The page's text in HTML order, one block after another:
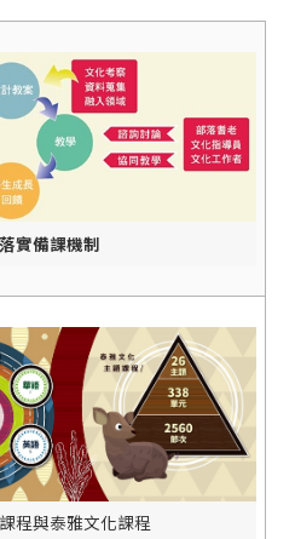
實備課機制
程與泰雅文化課程